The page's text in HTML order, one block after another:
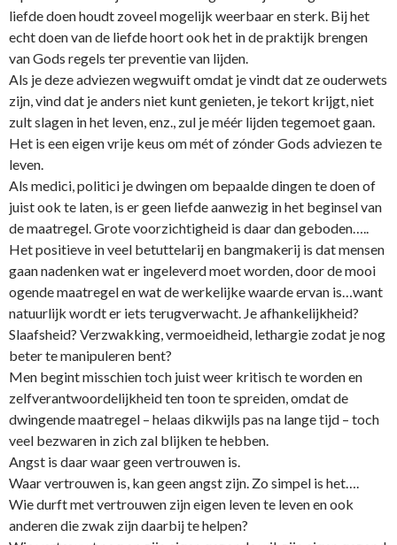
liefde doen houdt zoveel mogelijk weerbaar en sterk. Bij het
echt doen van de liefde hoort ook het in de praktijk brengen
van Gods regels ter preventie van lijden.
Als je deze adviezen wegwuift omdat je vindt dat ze ouderwets
zijn, vind dat je anders niet kunt genieten, je tekort krijgt, niet
zult slagen in het leven, enz., zul je méér lijden tegemoet gaan.
Het is een eigen vrije keus om mét of zónder Gods adviezen te
leven.
Als medici, politici je dwingen om bepaalde dingen te doen of
juist ook te laten, is er geen liefde aanwezig in het beginsel van
de maatregel. Grote voorzichtigheid is daar dan geboden…..
Het positieve in veel betuttelarij en bangmakerij is dat mensen
gaan nadenken wat er ingeleverd moet worden, door de mooi
ogende maatregel en wat de werkelijke waarde ervan is…want
natuurlijk wordt er iets terugverwacht. Je afhankelijkheid?
Slaafsheid? Verzwakking, vermoeidheid, lethargie zodat je nog
beter te manipuleren bent?
Men begint misschien toch juist weer kritisch te worden en
zelfverantwoordelijkheid ten toon te spreiden, omdat de
dwingende maatregel – helaas dikwijls pas na lange tijd – toch
veel bezwaren in zich zal blijken te hebben.
Angst is daar waar geen vertrouwen is.
Waar vertrouwen is, kan geen angst zijn. Zo simpel is het….
Wie durft met vertrouwen zijn eigen leven te leven en ook
anderen die zwak zijn daarbij te helpen?